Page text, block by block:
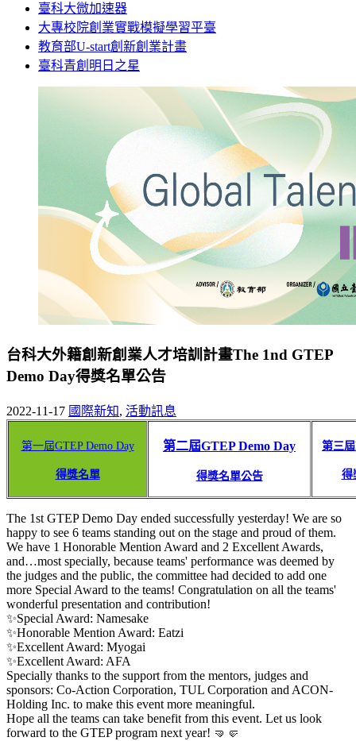
臺科大微加速器
大專校院創業實戰模擬學習平臺
教育部U-start創新創業計畫
臺科青創明日之星
台科大外籍創新創業人才培訓計畫The 1nd GTEP
Demo Day得獎名單公告
2022-11-17 國際新知, 活動訊息
第一屆GTEP Demo Day
得獎名單
第二屆GTEPDemo Day
得獎名單公告
第三屆
得
The 1st GTEP Demo Day ended successfully yesterday! We are so
happy to see 6 teams standing out on the stage and proud of them.
We have 1 Honorable Mention Award and 2 Excellent Awards,
and…most specially, because teams' performance was deemed by
the judges and the public, the committee had decided to add one
more Special Award to the teams! Congratulation on all the teams'
wonderful presentation and contribution!
✨Special Award: Namesake
✨Honorable Mention Award: Eatzi
✨Excellent Award: Myogai
✨Excellent Award: AFA
Specially thanks to the support from the mentors, judges and
sponsors: Co-Action Corporation, TUL Corporation and ACON-
Holding Inc. to make this event more meaningful.
Hope all the teams can take benefit from this event. Let us look
forward to the GTEP program next year! 🤜🤛